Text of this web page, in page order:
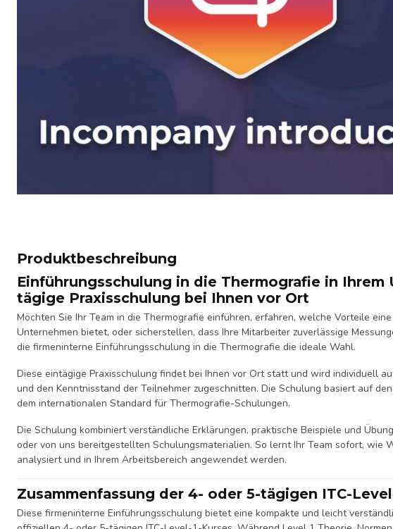
Produktbeschreibung
Einführungsschulung in die Thermografie in Ihrem
tägige Praxisschulung bei Ihnen vor Ort
Möchten Sie Ihr Team in die Thermografie einführen, erfahren, welche Vorteile
Unternehmen bietet, oder sicherstellen, dass Ihre Mitarbeiter zuverlässige
die firmeninterne Einführungsschulung in die Thermografie die ideale Wahl.
Diese eintägige Praxisschulung findet bei Ihnen vor Ort statt und wird individuell
und den Kenntnisstand der Teilnehmer zugeschnitten. Die Schulung basiert auf
dem internationalen Standard für Thermografie-Schulungen.
Die Schulung kombiniert verständliche Erklärungen, praktische Beispiele und
oder von uns bereitgestellten Schulungsmaterialien. So lernt Ihr Team sofort, wie
analysiert und in Ihrem Arbeitsbereich angewendet werden.
Zusammenfassung der 4- oder 5-tägigen ITC-
Diese firmeninterne Einführungsschulung bietet eine kompakte und leicht